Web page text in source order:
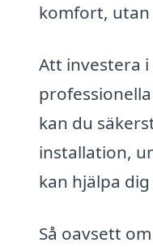
komfort, utan
Att investera
kan du
installation,
kan hjälpa
Så oavsett